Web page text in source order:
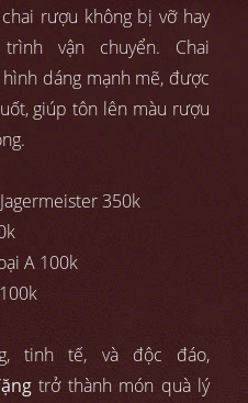
rượu không bị vỡ hay
vận chuyển. Chai
dáng mạnh mẽ, được
giúp tôn lên màu rượu
350k
A 100k
tinh tế, và độc đáo,
trở thành món quà lý